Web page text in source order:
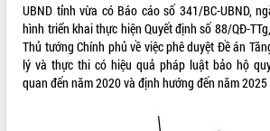
UBND CÁC XÃ, PHƯỜNG
THÔNG TIN CHỈ ĐẠO ĐIỀU HÀNH
HỆ THỐNG VĂN BẢN
UBND tỉnh vừa có Báo cáo số 341/BC-UBND,
hình triển khai thực hiện Quyết định số 88/QĐ-
Thủ tướng Chính phủ về việc phê duyệt Đề án
lý và thực thi có hiệu quả pháp luật bảo hộ
quan đến năm 2020 và định hướng đến năm